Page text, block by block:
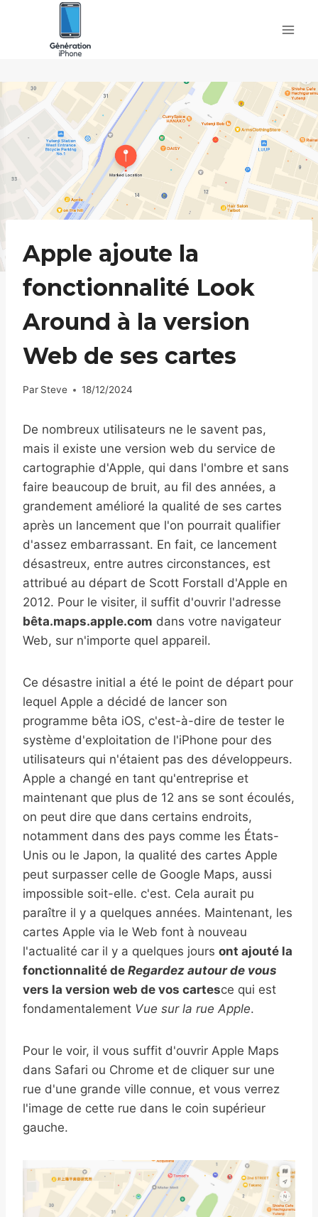
Apple ajoute la
fonctionnalité Look
Around à la version
Web de ses cartes
Par Steve 18/12/2024
De nombreux utilisateurs ne le savent pas,
mais il existe une version web du service de
cartographie d'Apple, qui dans l'ombre et sans
faire beaucoup de bruit, au fil des années, a
grandement amélioré la qualité de ses cartes
après un lancement que l'on pourrait qualifier
d'assez embarrassant. En fait, ce lancement
désastreux, entre autres circonstances, est
attribué au départ de Scott Forstall d'Apple en
2012. Pour le visiter, il suffit d'ouvrir l'adresse
bêta.maps.apple.com dans votre navigateur
Web, sur n'importe quel appareil.
Ce désastre initial a été le point de départ pour
lequel Apple a décidé de lancer son
programme bêta iOS, c'est-à-dire de tester le
système d'exploitation de l'iPhone pour des
utilisateurs qui n'étaient pas des développeurs.
Apple a changé en tant qu'entreprise et
maintenant que plus de 12 ans se sont écoulés,
on peut dire que dans certains endroits,
notamment dans des pays comme les États-
Unis ou le Japon, la qualité des cartes Apple
peut surpasser celle de Google Maps, aussi
impossible soit-elle. c'est. Cela aurait pu
paraître il y a quelques années. Maintenant, les
cartes Apple via le Web font à nouveau
l'actualité car il y a quelques jours ont ajouté la
fonctionnalité de Regardez autour de vous
vers la version web de vos cartesce qui est
fondamentalement Vue sur la rue Apple.
Pour le voir, il vous suffit d'ouvrir Apple Maps
dans Safari ou Chrome et de cliquer sur une
rue d'une grande ville connue, et vous verrez
l'image de cette rue dans le coin supérieur
gauche.